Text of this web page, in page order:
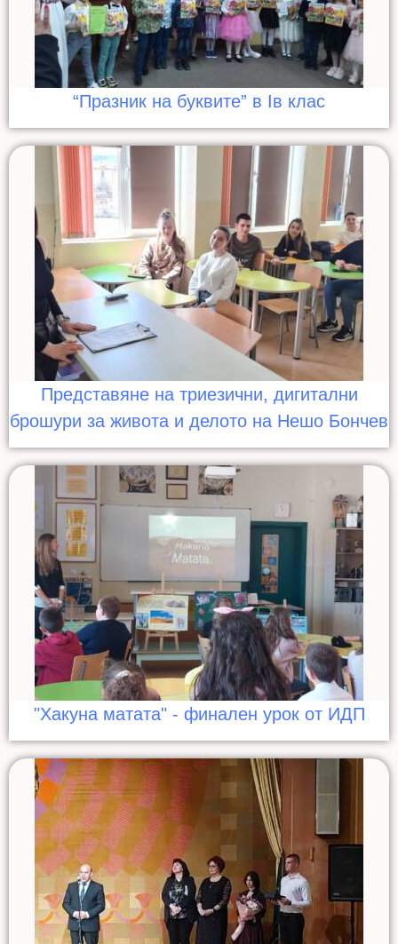
“Празник на буквите” в Iв клас
Представяне на триезични, дигитални
брошури за живота и делото на Нешо Бончев
"Хакуна матата" - финален урок от ИДП